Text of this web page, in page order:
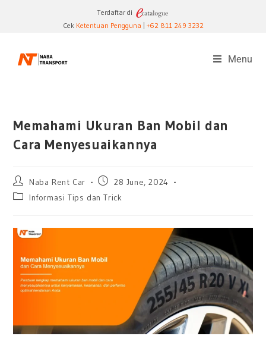
Terdaftar di
CekKetentuan Pengguna +62 811 249 3232
Menu
Memahami Ukuran Ban Mobil dan
Cara Menyesuaikannya
Naba Rent Car
28 June, 2024
Informasi Tips dan Trick